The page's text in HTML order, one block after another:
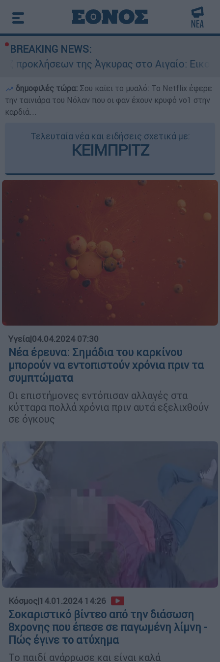
BREAKING NEWS:
της Άγκυρας στο Αιγαίο: Εικονική
δημοφιλές τώρα: Σου καίει το μυαλό: Το Netflix έφερε
την ταινιάρα του Νόλαν που οι φαν έχουν κρυφό νο1 στην
καρδιά...
Τελευταία νέα και ειδήσεις σχετικά με:
ΚΕΙΜΠΡΙΤΖ
Υγεία|04.04.2024 07:30
Νέα έρευνα: Σημάδια του καρκίνου
μπορούν να εντοπιστούν χρόνια πριν τα
συμπτώματα
Οι επιστήμονες εντόπισαν αλλαγές στα
κύτταρα πολλά χρόνια πριν αυτά εξελιχθούν
σε όγκους
Κόσμος|14.01.2024 14:26
Σοκαριστικό βίντεο από την διάσωση
8χρονης που έπεσε σε παγωμένη λίμνη -
Πώς έγινε το ατύχημα
Το παιδί ανάρρωσε και είναι καλά